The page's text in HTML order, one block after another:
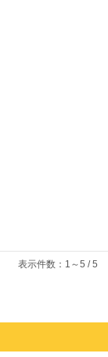
表示件数：1～5 / 5